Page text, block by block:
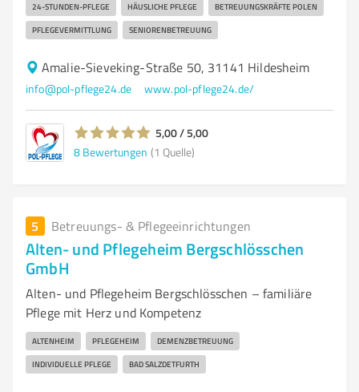
24-STUNDEN-PFLEGE HÄUSLICHE PFLEGE BETREUUNGSKRÄFTE POLEN
PFLEGEVERMITTLUNG SENIORENBETREUUNG
Amalie-Sieveking-Straße 50, 31141 Hildesheim
info@pol-pflege24.de www.pol-pflege24.de/
5,00 / 5,00
8 Bewertungen (1 Quelle)
5 Betreuungs- & Pflegeeinrichtungen
Alten- und Pflegeheim Bergschlösschen
GmbH
Alten- und Pflegeheim Bergschlösschen – familiäre
Pflege mit Herz und Kompetenz
ALTENHEIM PFLEGEHEIM DEMENZBETREUUNG
INDIVIDUELLE PFLEGE BAD SALZDETFURTH